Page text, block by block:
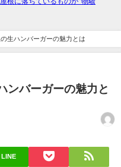
生ハンバーガーの魅力とは
ンバーガーの魅力と
LINE